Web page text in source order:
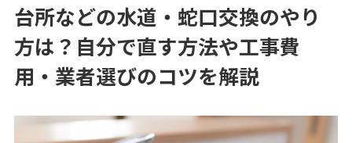
台所などの水道・蛇口交換のやり
方は？自分で直す方法や工事費
用・業者選びのコツを解説